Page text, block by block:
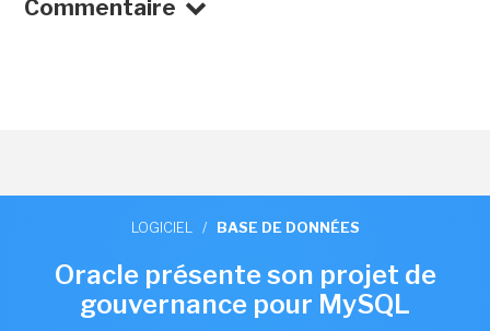
Commentaire
LOGICIEL / BASE DE DONNÉES
Oracle présente son projet de
gouvernance pour MySQL